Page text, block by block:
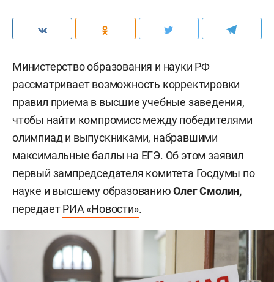
Министерство образования и науки РФ
рассматривает возможность корректировки
правил приема в высшие учебные заведения,
чтобы найти компромисс между победителями
олимпиад и выпускниками, набравшими
максимальные баллы на ЕГЭ. Об этом заявил
первый зампредседателя комитета Госдумы по
науке и высшему образованиюОлег Смолин,
передаетРИА «Новости».